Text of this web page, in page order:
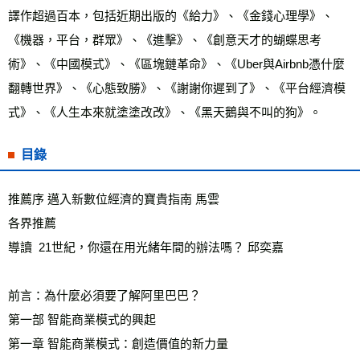
譯作超過百本，包括近期出版的《給力》、《金錢心理學》、
《機器，平台，群眾》、《進擊》、《創意天才的蝴蝶思考
術》、《中國模式》、《區塊鏈革命》、《Uber與Airbnb憑什麼
翻轉世界》、《心態致勝》、《謝謝你遲到了》、《平台經濟模
式》、《人生本來就塗塗改改》、《黑天鵝與不叫的狗》。
目錄
推薦序 邁入新數位經濟的寶貴指南 馬雲
各界推薦
導讀  21世紀，你還在用光緒年間的辦法嗎？ 邱奕嘉
前言：為什麼必須要了解阿里巴巴？
第一部 智能商業模式的興起
第一章 智能商業模式：創造價值的新力量